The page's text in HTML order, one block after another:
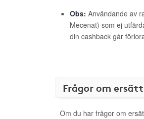
Obs: Användande av
Mecenat) som ej
din cashback går
Frågor om
Om du har frågor om